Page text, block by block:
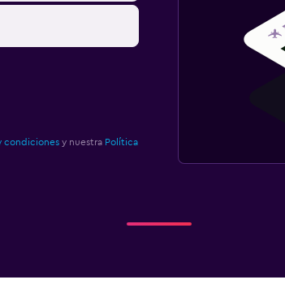
condicionesy nuestra Política